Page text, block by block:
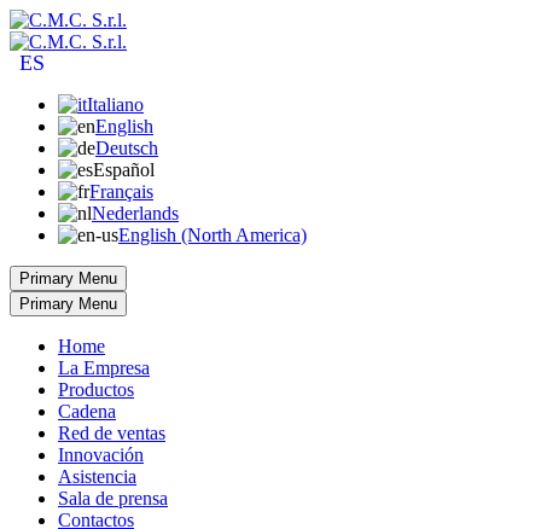
ES
Italiano
English
Deutsch
Español
Français
Nederlands
English (North America)
Primary Menu
Primary Menu
Home
La Empresa
Productos
Cadena
Red de ventas
Innovación
Asistencia
Sala de prensa
Contactos